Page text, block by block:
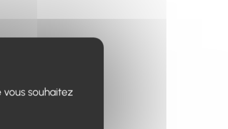
restaurants qui raviront
établissements
au cœur des Alpes
souhaitez